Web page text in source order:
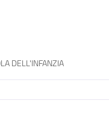
DELL'INFANZIA